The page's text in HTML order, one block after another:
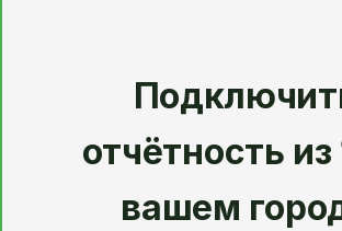
отчётность из
вашем